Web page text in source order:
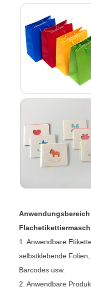
1. Anwendbare
selbstklebende
Barcodes usw.
2. Anwendbare